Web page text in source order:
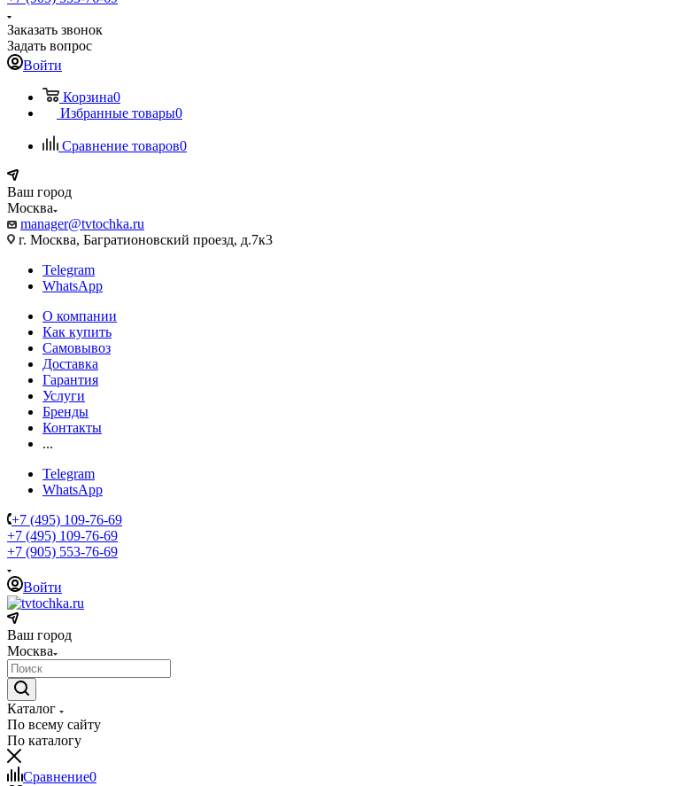
Заказать звонок
Задать вопрос
Войти
Корзина0
Избранные товары0
Сравнение товаров0
Ваш город
Москва
manager@tvtochka.ru
г. Москва, Багратионовский проезд, д.7к3
Telegram
WhatsApp
О компании
Как купить
Самовывоз
Доставка
Гарантия
Услуги
Бренды
Контакты
...
Telegram
WhatsApp
+7 (495) 109-76-69
+7 (495) 109-76-69
+7 (905) 553-76-69
Войти
Ваш город
Москва
Каталог
По всему сайту
По каталогу
Сравнение0